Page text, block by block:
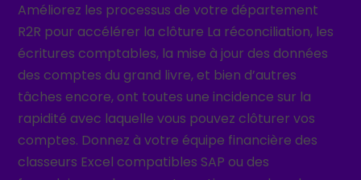
Améliorez les processus de votre département
R2R pour accélérer la clôture La réconciliation, les
écritures comptables, la mise à jour des données
des comptes du grand livre, et bien d’autres
tâches encore, ont toutes une incidence sur la
rapidité avec laquelle vous pouvez clôturer vos
comptes. Donnez à votre équipe financière des
classeurs Excel compatibles SAP ou des